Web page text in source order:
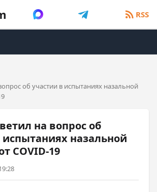
RSS
об участии в испытаниях назальной
на вопрос об
испытаниях назальной
COVID-19